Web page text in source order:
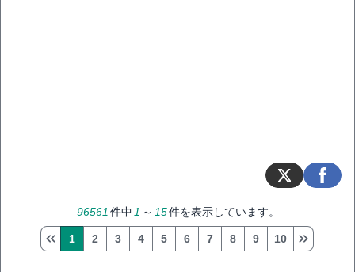
96561 件中 1 ～ 15件を表示しています。
1 2 3 4 5 6 7 8 9 10